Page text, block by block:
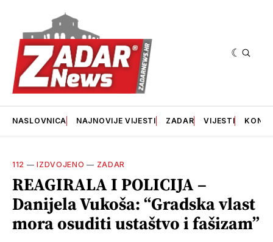
NASLOVNICA NAJNOVIJE VIJESTI ZADAR VIJESTI
112 —IZDVOJENO — ZADAR
REAGIRALA I POLICIJA –
Danijela Vukoša: “Gradska vlast
mora osuditi ustaštvo i fašizam”